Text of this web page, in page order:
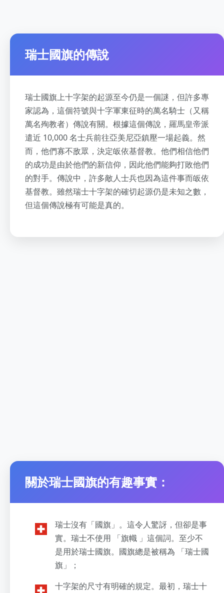
瑞士國旗的傳說
瑞士國旗上十字架的起源至今仍是一個謎，但許多專
家認為，這個符號與十字軍東征時的萬名騎士（又稱
萬名殉教者）傳說有關。根據這個傳說，羅馬皇帝派
遣近 10,000 名士兵前往亞美尼亞鎮壓一場起義。然
而，他們寡不敌眾，決定皈依基督教。他們相信他們
的成功是由於他們的新信仰，因此他們能夠打敗他們
的對手。傳說中，許多敵人士兵也因為這件事而皈依
基督教。雖然瑞士十字架的確切起源仍是未知之數，
但這個傳說極有可能是真的。
關於瑞士國旗的有趣事實：
瑞士沒有「國旗」。這令人驚訝，但卻是事
實。瑞士不使用 「旗幟 」這個詞。至少不
是用於瑞士國旗。國旗總是被稱為 「瑞士國
旗」；
十字架的尺寸有明確的規定。最初，瑞士十